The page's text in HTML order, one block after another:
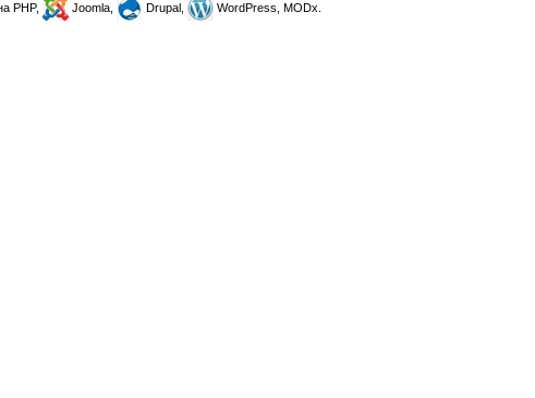
PHP, Joomla, Drupal, WordPress, MODx.